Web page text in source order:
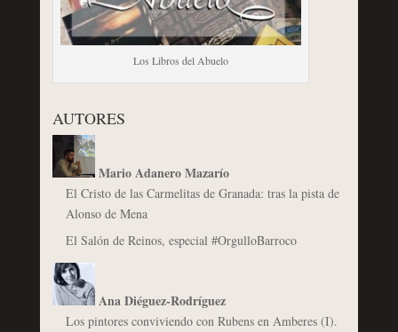
Los Libros del Abuelo
AUTORES
Mario Adanero Mazarío
El Cristo de las Carmelitas de Granada: tras la pista de
Alonso de Mena
El Salón de Reinos, especial #OrgulloBarroco
Ana Diéguez-Rodríguez
Los pintores conviviendo con Rubens en Amberes (I).